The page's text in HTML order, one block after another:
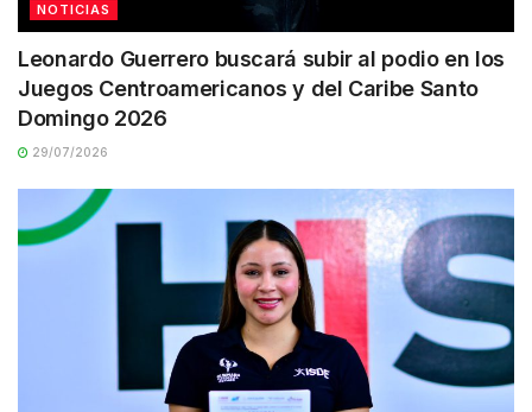
NOTICIAS
Leonardo Guerrero buscará subir al podio en los
Juegos Centroamericanos y del Caribe Santo
Domingo 2026
29/07/2026